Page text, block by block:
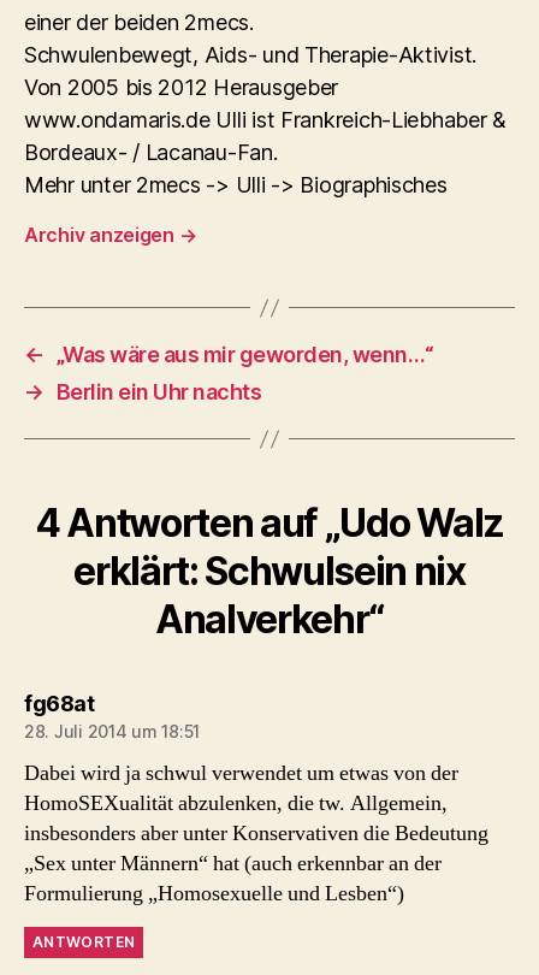
einer der beiden 2mecs.
Schwulenbewegt, Aids- und Therapie-Aktivist.
Von 2005 bis 2012 Herausgeber
www.ondamaris.de Ulli ist Frankreich-Liebhaber &
Bordeaux- / Lacanau-Fan.
Mehr unter 2mecs -> Ulli -> Biographisches
Archiv anzeigen →
←
„Was wäre aus mir geworden, wenn…“
→
Berlin ein Uhr nachts
4 Antworten auf „Udo Walz
erklärt: Schwulsein nix
Analverkehr“
fg68atsagt:
28. Juli 2014 um 18:51
Dabei wird ja schwul verwendet um etwas von der
HomoSEXualität abzulenken, die tw. Allgemein,
insbesonders aber unter Konservativen die Bedeutung
„Sex unter Männern“ hat (auch erkennbar an der
Formulierung „Homosexuelle und Lesben“)
ANTWORTEN